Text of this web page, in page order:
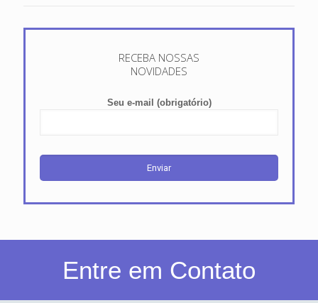
RECEBA NOSSAS
NOVIDADES
Seu e-mail (obrigatório)
Entre em Contato